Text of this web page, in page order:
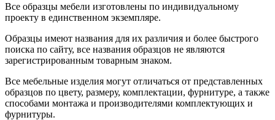
Все образцы мебели изготовлены по индивидуальному
проекту в единственном экземпляре.
Образцы имеют названия для их различия и более быстрого
поиска по сайту, все названия образцов не являются
зарегистрированным товарным знаком.
Все мебельные изделия могут отличаться от представленных
образцов по цвету, размеру, комплектации, фурнитуре, а также
способами монтажа и производителями комплектующих и
фурнитуры.